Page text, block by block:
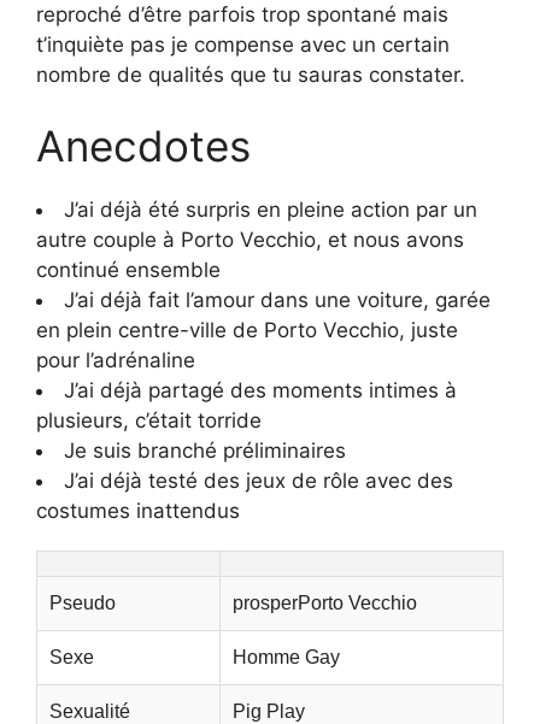
reproché d’être parfois trop spontané mais
t’inquiète pas je compense avec un certain
nombre de qualités que tu sauras constater.
Anecdotes
J’ai déjà été surpris en pleine action par un
autre couple à Porto Vecchio, et nous avons
continué ensemble
J’ai déjà fait l’amour dans une voiture, garée
en plein centre-ville de Porto Vecchio, juste
pour l’adrénaline
J’ai déjà partagé des moments intimes à
plusieurs, c’était torride
Je suis branché préliminaires
J’ai déjà testé des jeux de rôle avec des
costumes inattendus
Pseudo prosperPorto Vecchio
Sexe Homme Gay
Sexualité Pig Play